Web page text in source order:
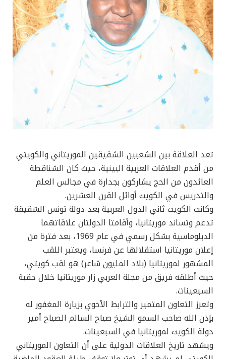
تعد العلاقة بين الشعبين الشقيقين الموريتاني والكويتي
من أقدم العلاقات العربية البينية، حيث كان الشناقطة
العائدون من الحج يشاركون بجدارة في مجالس العلم
والتدريس في الكويت أوائل القرن العشرين.
وكانت الكويت ثاني الدول العربية بعد دولة تونس الشقيقة
تدعم وتساند موريتانيا، وأقامتا الدولتان علاقاتهما
الدبلوماسية بشكل رسمي في عام 1969، بعد فترة من
إعلان موريتانيا استقلالها عن فرنسا، ويعتبر اللقب
المشهور لموريتانيا (بلاد المليون شاعر) هو لقب كويتي،
حيث أطلقه فريق من مجلة العربي زار موريتانيا خلال حقبة
السبعينات.
وتعزز التعاون المتميز والترابط الأخوي بزيارة المغفور له
بإذن الله صاحب السمو الشيخ صباح السالم الصباح أمير
دولة الكويت لموريتانيا في السبعينات.
ويشهد تاريخ العلاقات الدولية على أن التعاون الموريتاني